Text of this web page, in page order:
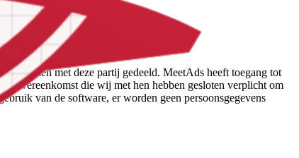
worden met deze partij gedeeld. MeetAds heeft toegang tot
overeenkomst die wij met hen hebben gesloten verplicht om
van de software, er worden geen persoonsgegevens